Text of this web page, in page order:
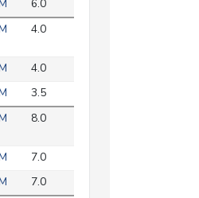
6.0
4.0
4.0
3.5
8.0
7.0
7.0